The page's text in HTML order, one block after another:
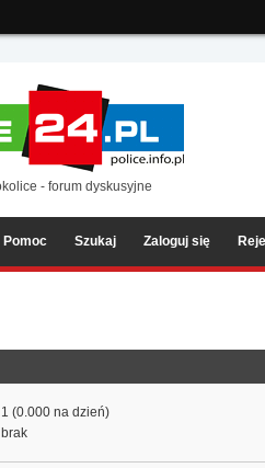
- forum dyskusyjne
Pomoc Szukaj Zaloguj się
1 (0.000 na dzień)
brak